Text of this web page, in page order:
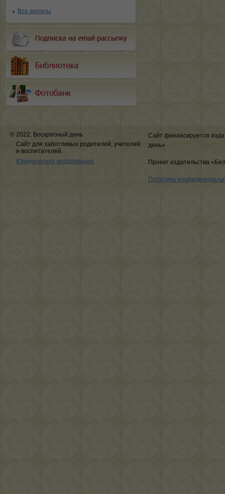
Все анонсы
© 2022, Воскресный день
Сайт для заботливых родителей, учителей
и воспитателей.
Юридическая информация
Сайт финансируется
день»
Проект издательства
Политика